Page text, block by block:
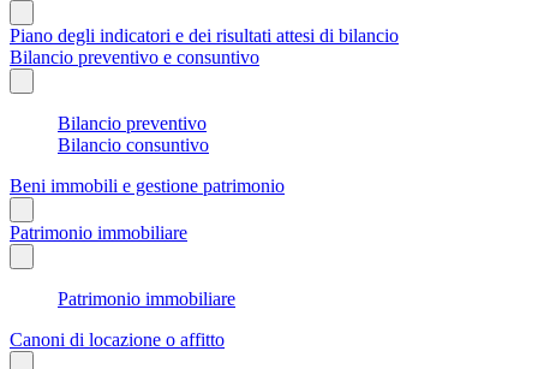
Piano degli indicatori e dei risultati attesi di bilancio
Bilancio preventivo e consuntivo
Bilancio preventivo
Bilancio consuntivo
Beni immobili e gestione patrimonio
Patrimonio immobiliare
Patrimonio immobiliare
Canoni di locazione o affitto